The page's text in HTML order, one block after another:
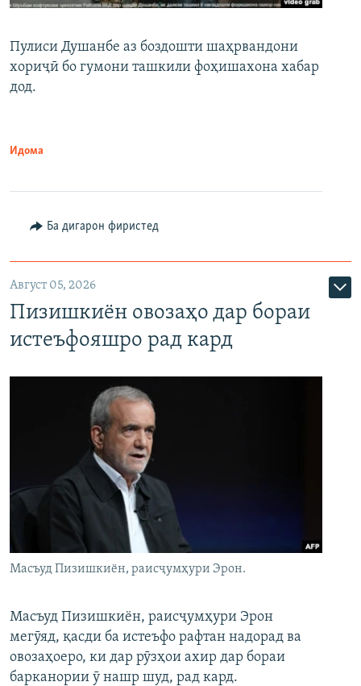
Пулиси Душанбе аз боздошти шаҳрвандони
хориҷӣ бо гумони ташкили фоҳишахона хабар
дод.
Идома
Ба дигарон фиристед
Август 05, 2026
Пизишкиён овозаҳо дар бораи
истеъфояшро рад кард
Масъуд Пизишкиён, раисҷумҳури Эрон.
Масъуд Пизишкиён, раисҷумҳури Эрон
мегӯяд, қасди ба истеъфо рафтан надорад ва
овозаҳоеро, ки дар рӯзҳои ахир дар бораи
барканории ӯ нашр шуд, рад кард.